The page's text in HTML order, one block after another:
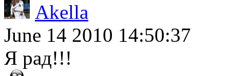
Akella
June 14 2010 14:50:37
Я рад!!!